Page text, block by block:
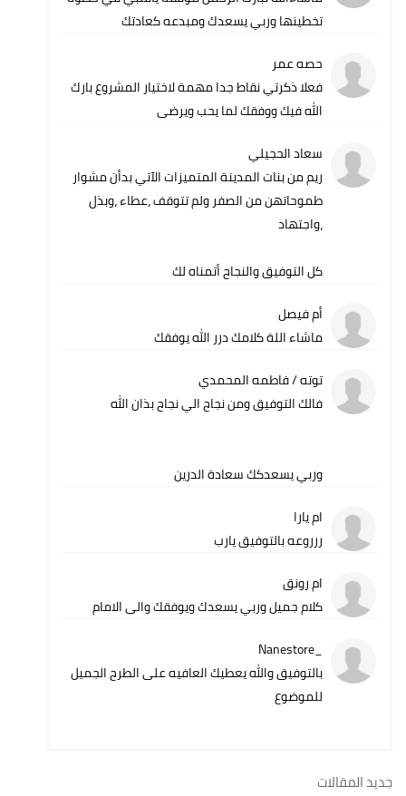
تخطينها وربي يسعدك ومبدعه كعادتك
حصه عمر
فعلا ذكرتي نقاط جدا مهمة لاختيار المشروع بارك
الله فيك ووفقك لما يحب ويرضى
سعاد الحجيلي
ريم من بنات المدينة المتميزات الآتي بدأن مشوار
طموحاتهن من الصفر ولم تتوقف ،عطاء ،وبذل
،واجتهاد
كل التوفيق والنجاح أتمناه لك
أم فيصل
ماشاء اللة كلامك درر الله يوفقك
توته / فاطمه المحمدي
فالك التوفيق ومن نجاح الي نجاح بذان الله
وربي يسعدكك سعادة الدرين
ام يارا
ررروعه بالتوفيق يارب
ام رونق
كلام جميل وربي يسعدك ويوفقك والى الامام
_Nanestore
بالتوفيق والله يعطيك العافيه على الطرح الجميل
للموضوع
جديد المقالات